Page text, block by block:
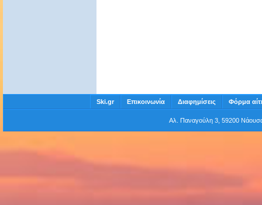
Ski.gr Επικοινωνία Διαφημίσεις Φόρμα
Αλ. Παναγούλη 3, 59200